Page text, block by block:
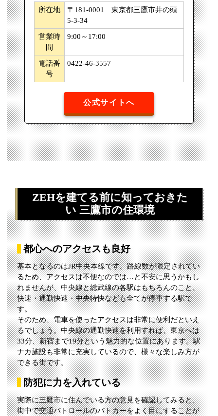
所在地
〒181-0001 東京都三鷹市井の頭
5-3-34
営業時
間
9:00～17:00
電話番
号
0422-46-3557
公式サイトへ
ZEHを建てる前に知っておきた
い 三鷹市の住環境
都心へのアクセスも良好
基本となるのはJR中央本線です。路線数が限定されてい
るため、アクセスは不便なのでは…と不安に思うかもし
れませんが、中央線と総武線の各駅はもちろんのこと、
快速・通勤快速・中央特快なども全てが停車する駅で
す。
そのため、電車を使ったアクセスは非常に便利だといえ
るでしょう。中央線の通勤快速を利用すれば、東京へは
33分、新宿まで19分という魅力的な位置にあります。駅
ナカ施設も非常に充実しているので、様々な楽しみ方が
できる街です。
防犯に力を入れている
実際に三鷹市に住んでいる方の意見を確認してみると、
街中で交通パトロールのパトカーをよく目にすることが